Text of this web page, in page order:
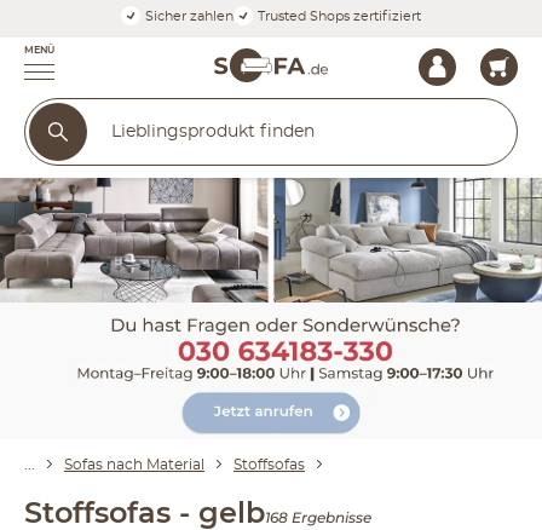
Sicher zahlen Trusted Shops zertifiziert
MENÜ
Sofas nach Material Stoffsofas
Stoffsofas - gelb168 Ergebnisse